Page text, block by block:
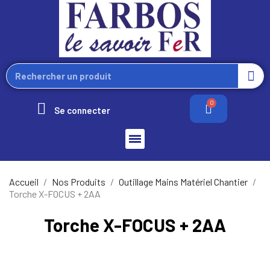
Se connecter
Accueil Nos Produits
Outillage Mains Matériel Chantier
Torche X-FOCUS + 2AA
Torche X-FOCUS + 2AA